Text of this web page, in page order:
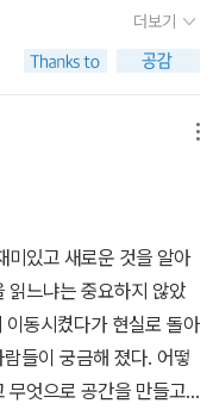
항의를 듣는단다. 순간
의 아픔을 그렇게 말할
들을 불편하게 만들고
나름의 분노가 서려 있어
게도 썼다. 20대 중반,
에 취업할 능력도 마음
에 대한 태도로 소설가를
떻게 쓰는지 몰랐다는
되기로 했으면서 소설을
맞기도 하다. 소설은 알아
때마다 미궁속을 헤메는
한 쓰기의 결과라는 걸
는 소설가. 때문에 소설
한 무늬가 문장 속에 있
에 대한 책이 아니다. 삶
고 사람들에 대한 각별
온다. 섬이라는 제한된
독과 결핍을 아는 사람
학이 포함될 뿐이다. ‘반
, 익사 직전의 상태에서
창작하는 이들과 닮았
닿을 것이고 그러는 사
료로 삼으라는 말은 맨 처
더보기
미있고 새로운 것을 알아
읽느냐는 중요하지 않았
동시켰다가 현실로 돌아
들이 궁금해 졌다. 어떻
무엇으로 공간을 만들고